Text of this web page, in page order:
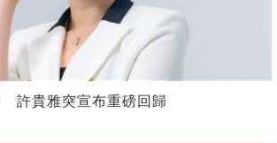
許貴雅突宣布重磅回歸